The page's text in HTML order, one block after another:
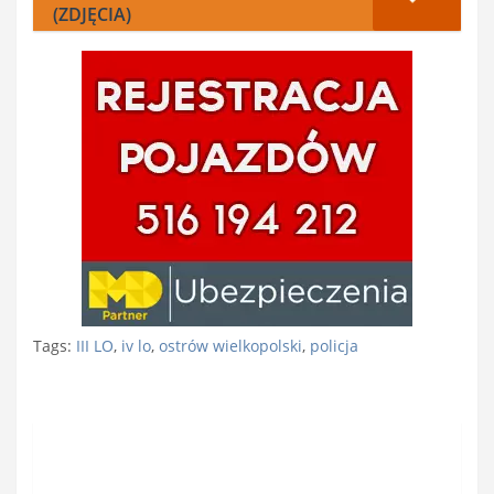
(ZDJĘCIA)
Tags: III LO, iv lo, ostrów wielkopolski, policja